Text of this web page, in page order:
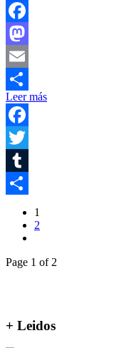
Facebook
Mastodon
Email
Compartir
Leer más
Facebook
Twitter
Tumblr
Compartir
1
2
Page 1 of 2
+ Leidos